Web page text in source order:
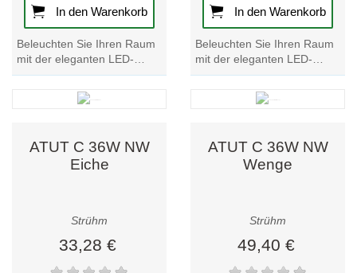
In den Warenkorb
Beleuchten Sie Ihren Raum
mit der eleganten LED-
Deckenleuchte ATUT C 24W
in der Ausführung Eiche
natur. Verbessern...
In den Warenkorb
Beleuchten Sie Ihren Raum
mit der eleganten LED-
Deckenleuchte ATUT C 24W
in Wenge-Finish.
Verbessern Sie Ihr
ATUT C 36W NW
Eiche
Strühm
33,28 €
ATUT C 36W NW
Wenge
Strühm
49,40 €